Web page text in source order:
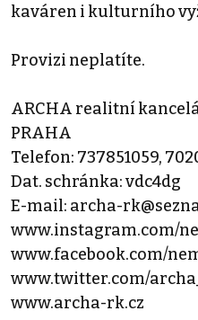
kaváren i kulturního
Provizi neplatíte.
ARCHA realitní
PRAHA
Telefon: 737851059,
Dat. schránka: vdc4dg
E-mail: archa-
www.instagram.com/
www.facebook.com/
www.twitter.com/
www.archa-rk.cz